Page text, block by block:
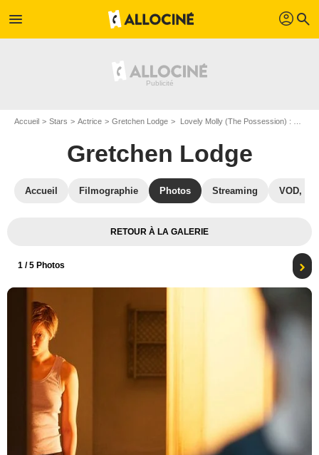
menu profil search
Accueil Stars Actrice Gretchen Lodge Lovely Molly (The Possession) : Photo Gretchen Lodge
Gretchen Lodge
Accueil Filmographie Photos Streaming VOD,
RETOUR À LA GALERIE
1 / 5 Photos